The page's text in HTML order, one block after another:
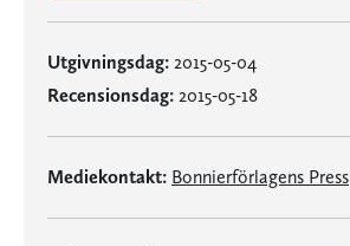
Utgivningsdag: 2015-05-04
Recensionsdag: 2015-05-18
Mediekontakt: Bonnierförlagens Press